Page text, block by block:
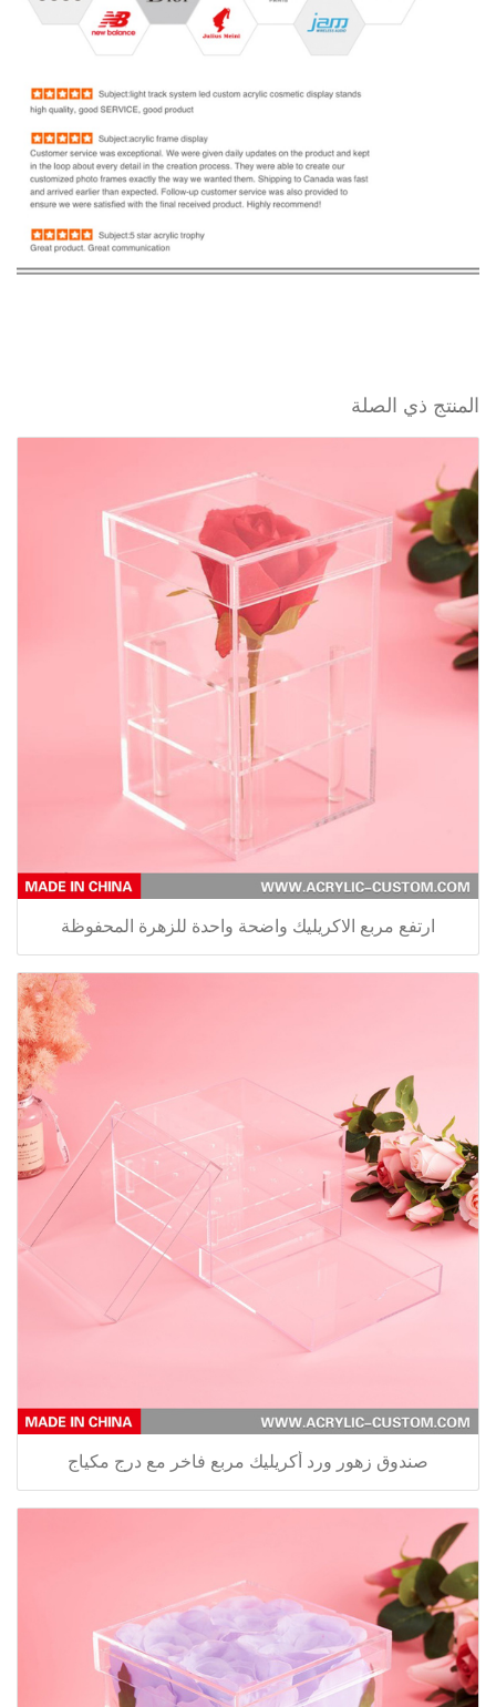
المنتج ذي الصلة
ارتفع مربع الاكريليك واضحة واحدة للزهرة المحفوظة
صندوق زهور ورد أكريليك مربع فاخر مع درج مكياج